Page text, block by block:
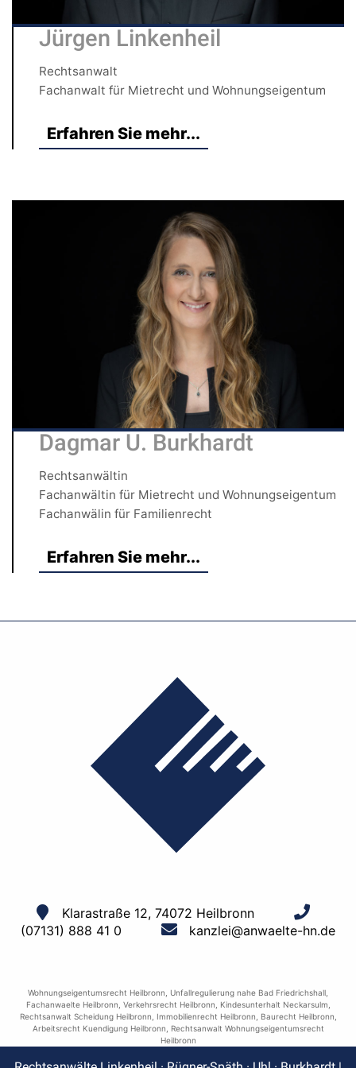
Jürgen Linkenheil
Rechtsanwalt
Fachanwalt für Mietrecht und Wohnungseigentum
Erfahren Sie mehr...
Dagmar U. Burkhardt
Rechtsanwältin
Fachanwältin für Mietrecht und Wohnungseigentum
Fachanwälin für Familienrecht
Erfahren Sie mehr...
Klarastraße 12, 74072 Heilbronn
(07131) 888 41 0
kanzlei@anwaelte-hn.de
Wohnungseigentumsrecht Heilbronn Unfallregulierung nahe Bad Friedrichshall
Fachanwaelte Heilbronn Verkehrsrecht Heilbronn Kindesunterhalt Neckarsulm
Rechtsanwalt Scheidung Heilbronn
Immobilienrecht Heilbronn Baurecht Heilbronn
Arbeitsrecht Kuendigung Heilbronn
Rechtsanwalt Wohnungseigentumsrecht
Heilbronn